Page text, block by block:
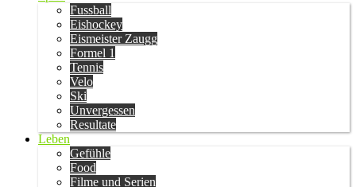
Fussball
Eishockey
Eismeister Zaugg
Formel 1
Tennis
Velo
Ski
Unvergessen
Resultate
Leben
Gefühle
Food
Filme und Serien